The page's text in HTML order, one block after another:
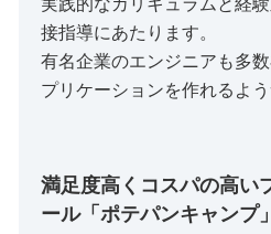
実践的なカリキュラムと経
接指導にあたります。
有名企業のエンジニアも多
プリケーションを作れるよう
満足度高くコスパの高い
ール「ポテパンキャンプ」